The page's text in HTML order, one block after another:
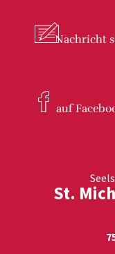
Nachricht
auf
St.